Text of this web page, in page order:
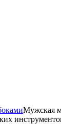
Мужская